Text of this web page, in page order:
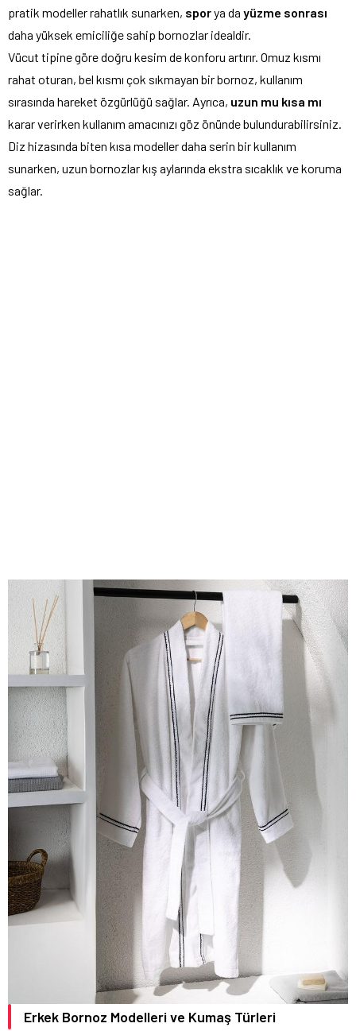
pratik modeller rahatlık sunarken, sporya da yüzme sonrası
daha yüksek emiciliğe sahip bornozlar idealdir.
Vücut tipine göre doğru kesim de konforu artırır. Omuz kısmı
rahat oturan, bel kısmı çok sıkmayan bir bornoz, kullanım
sırasında hareket özgürlüğü sağlar. Ayrıca, uzun mu kısa mı
karar verirken kullanım amacınızı göz önünde bulundurabilirsiniz.
Diz hizasında biten kısa modeller daha serin bir kullanım
sunarken, uzun bornozlar kış aylarında ekstra sıcaklık ve koruma
sağlar.
Erkek Bornoz Modelleri ve Kumaş Türleri